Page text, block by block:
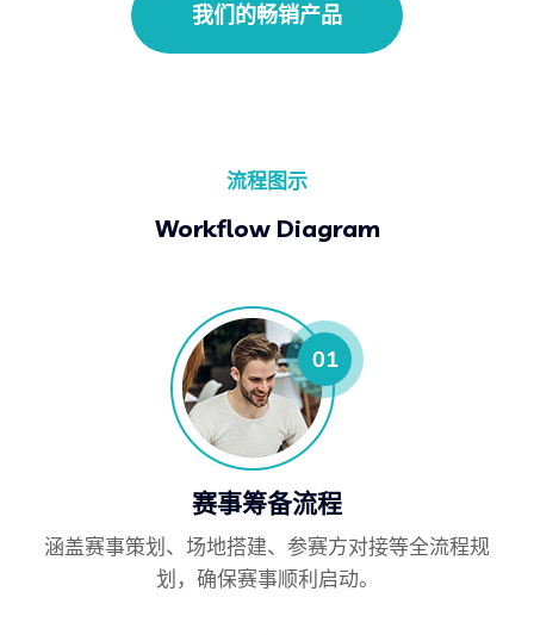
我们的畅销产品
流程图示
Workflow Diagram
赛事筹备流程
涵盖赛事策划、场地搭建、参赛方对接等全流程规
划，确保赛事顺利启动。